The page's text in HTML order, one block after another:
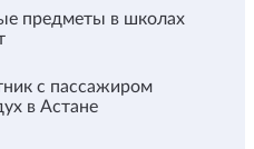
предметы в школах
с пассажиром
в Астане